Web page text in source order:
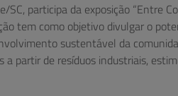
participa da exposição “Entre
tem como objetivo divulgar o
sustentável da
a partir de resíduos industriais,